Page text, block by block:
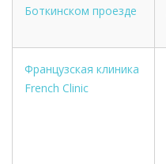
Боткинском проезде
Французская клиника
French Clinic